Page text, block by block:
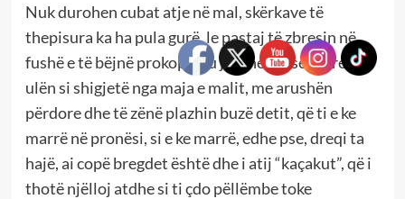
Nuk durohen cubat atje në mal, skërkave të
thepisura ka ha pula gurë, le pastaj të zbresin në
fushë e të bëjnë prokopi. Ku ju zihet bëse atyre,
ulën si shigjetë nga maja e malit, me arushën
përdore dhe të zënë plazhin buzë detit, që ti e ke
marrë në pronësi, si e ke marrë, edhe pse, dreqi ta
hajë, ai copë bregdet është dhe i atij “kaçakut”, që i
thotë njëlloj atdhe si ti çdo pëllëmbe toke